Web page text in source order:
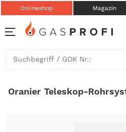
Onlineshop Magazin
Oranier Teleskop-